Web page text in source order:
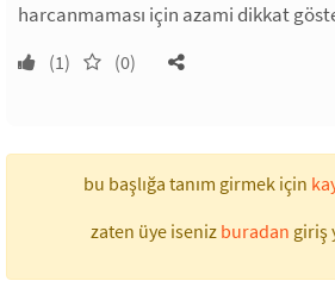
harcanmaması için azami dikkat
(1) (0)
bu başlığa tanım girmek için
zaten üye iseniz buradan giriş